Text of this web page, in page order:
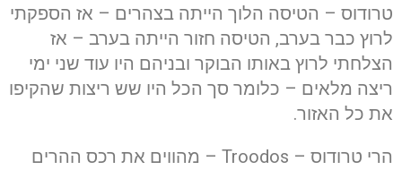
טרודוס – הטיסה הלוך הייתה בצהרים – אז הספקתי
לרוץ כבר בערב, הטיסה חזור הייתה בערב – אז
הצלחתי לרוץ באותו הבוקר ובניהם היו עוד שני ימי
ריצה מלאים – כלומר סך הכל היו שש ריצות שהקיפו
את כל האזור.
הרי טרודוס – Troodos – מהווים את רכס ההרים